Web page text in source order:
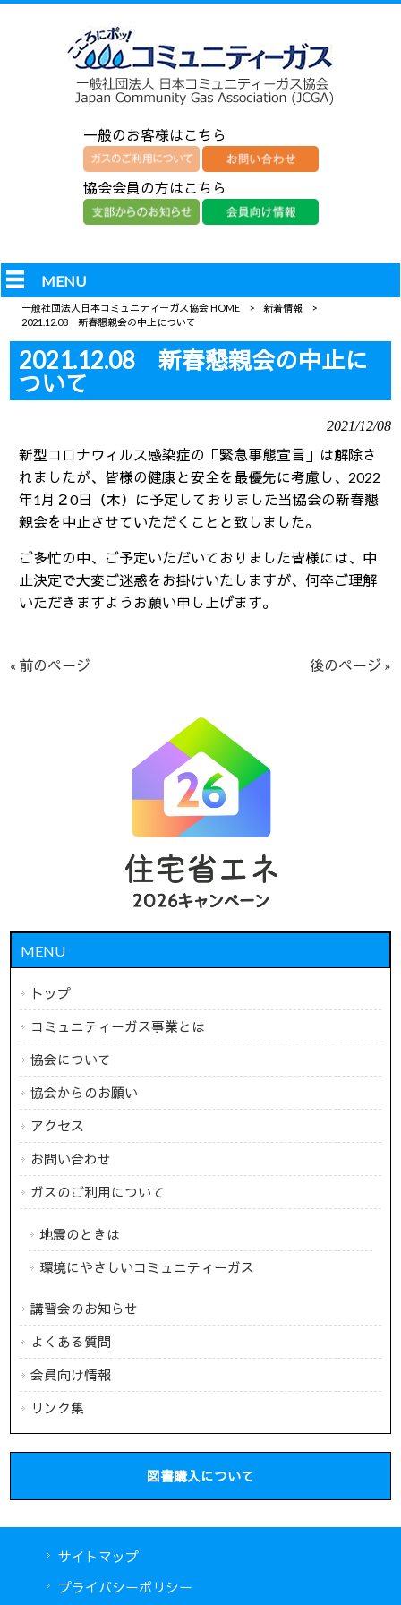
一般のお客様はこちら
協会会員の方はこちら
MENU
一般社団法人日本コミュニティーガス協会 HOME > 新着情報
>
2021.12.08 新春懇親会の中止について
2021.12.08 新春懇親会の中止に
ついて
2021/12/08
新型コロナウィルス感染症の「緊急事態宣言」は解除さ
れましたが、皆様の健康と安全を最優先に考慮し、2022
年1月２0日（木）に予定しておりました当協会の新春懇
親会を中止させていただくことと致しました。
ご多忙の中、ご予定いただいておりました皆様には、中
止決定で大変ご迷惑をお掛けいたしますが、何卒ご理解
いただきますようお願い申し上げます。
« 前のページ 後のページ »
MENU
トップ
コミュニティーガス事業とは
協会について
協会からのお願い
アクセス
お問い合わせ
ガスのご利用について
地震のときは
環境にやさしいコミュニティーガス
講習会のお知らせ
よくある質問
会員向け情報
リンク集
図書購入について
サイトマップ
プライバシーポリシー